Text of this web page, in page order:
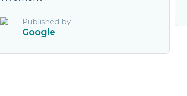
Published by
Google